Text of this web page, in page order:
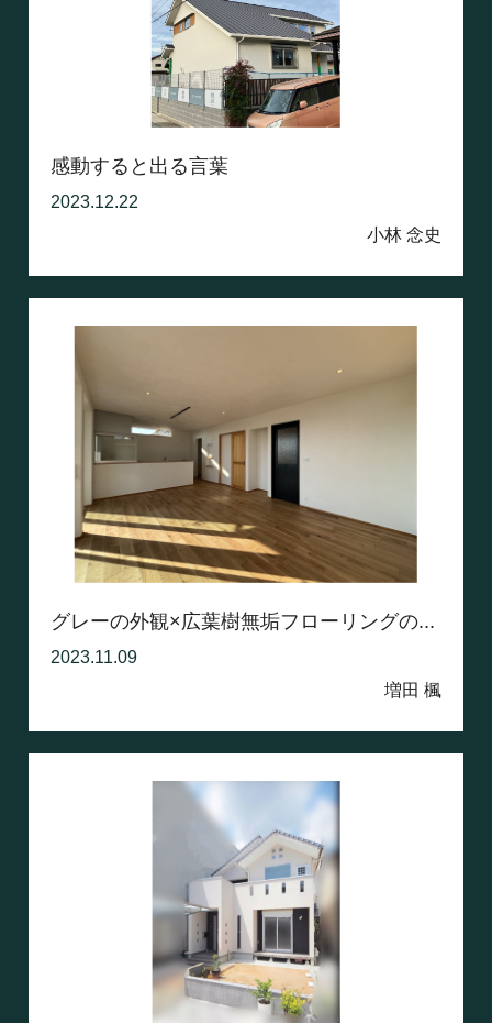
感動すると出る言葉
2023.12.22
小林 念史
グレーの外観×広葉樹無垢フローリングの...
2023.11.09
増田 楓